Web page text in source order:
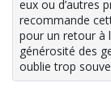
eux ou d’autres
recommande
pour un retour à
générosité des
oublie trop